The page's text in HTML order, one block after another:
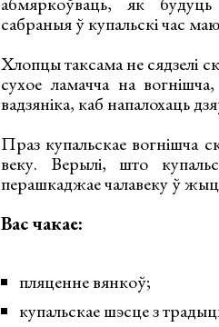
сабраныя ў купальскі час
Хлопцы таксама не сядзелі
сухое ламачча на
вадзяніка, каб напалохаць
Праз купальскае вогнішча
веку. Верылі, што
перашкаджае чалавеку ў
Вас чакае:
пляценне вянкоў;
купальскае шэсце з